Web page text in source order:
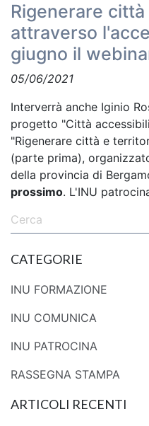
Rigenerare
attraverso
giugno il
05/06/2021
Interverrà anche Iginio
progetto "Città
"Rigenerare città e
(parte prima),
della provincia di
prossimo. L'INU
CATEGORIE
INU FORMAZIONE
INU COMUNICA
INU PATROCINA
RASSEGNA STAMPA
ARTICOLI RECENTI